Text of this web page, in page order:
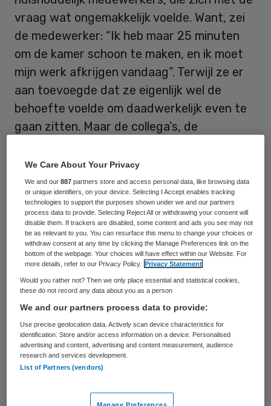
vraag wat ongemakkelijk voelde. Want, zei
de medewerker: “Ik heb maar 25 minuten
om de kamer schoon te maken, en ik moet
mijn werk afkrijgen vandaag”. Terwijl ze er
aan toevoegde dat ze eigenlijk wel de
behoefte voelde om daadwerkelijk even te
gaan zitten. Maar de collega’s, de
de bewoner, wat zouden die daar wel van
vinden?
Teamtour
Mijn collega-bestuurder en ik maken een
teamtour langs alle teams van De Wever,
zo’n 120 in getal. Met ieder team spreken
we een uur over de bedoeling. Hoe
verbeteren we de beleefde kwaliteit van
zorg, hoe dragen we nog beter bij aan de
kwaliteit van leven van onze bewoners? In
ervaren, komen thema’s als zelfstandige
We Care About Your Privacy
We and our887 partners store and access personal data, like browsing data
or unique identifiers, on your device. Selecting I Accept enables tracking
technologies to support the purposes shown under we and our partners
process data to provide. Selecting Reject All or withdrawing your consent will
disable them. If trackers are disabled, some content and ads you see may not
be as relevant to you. You can resurface this menu to change your choices or
withdraw consent at any time by clicking the Manage Preferences link on the
bottom of the webpage. Your choices will have effect within our Website. For
more details, refer to our Privacy Policy.
Privacy Statement
Would you rather not? Then we only place essential and statistical cookies,
these do not record any data about you as a person
We and our partners process data to provide:
Use precise geolocation data. Actively scan device characteristics for
identification. Store and/or access information on a device. Personalised
advertising and content, advertising and content measurement, audience
research and services development.
List of Partners (vendors)